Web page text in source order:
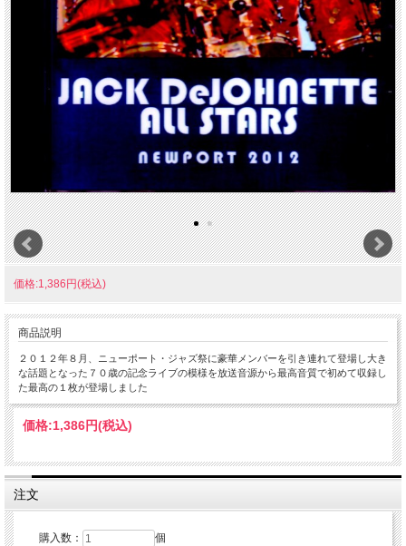
価格:1,386円(税込)
商品説明
２０１２年８月、ニューポート・ジャズ祭に豪華メンバーを引き連れて登場し大き
な話題となった７０歳の記念ライブの模様を放送音源から最高音質で初めて収録し
た最高の１枚が登場しました
価格:1,386円(税込)
注文
購入数： 個